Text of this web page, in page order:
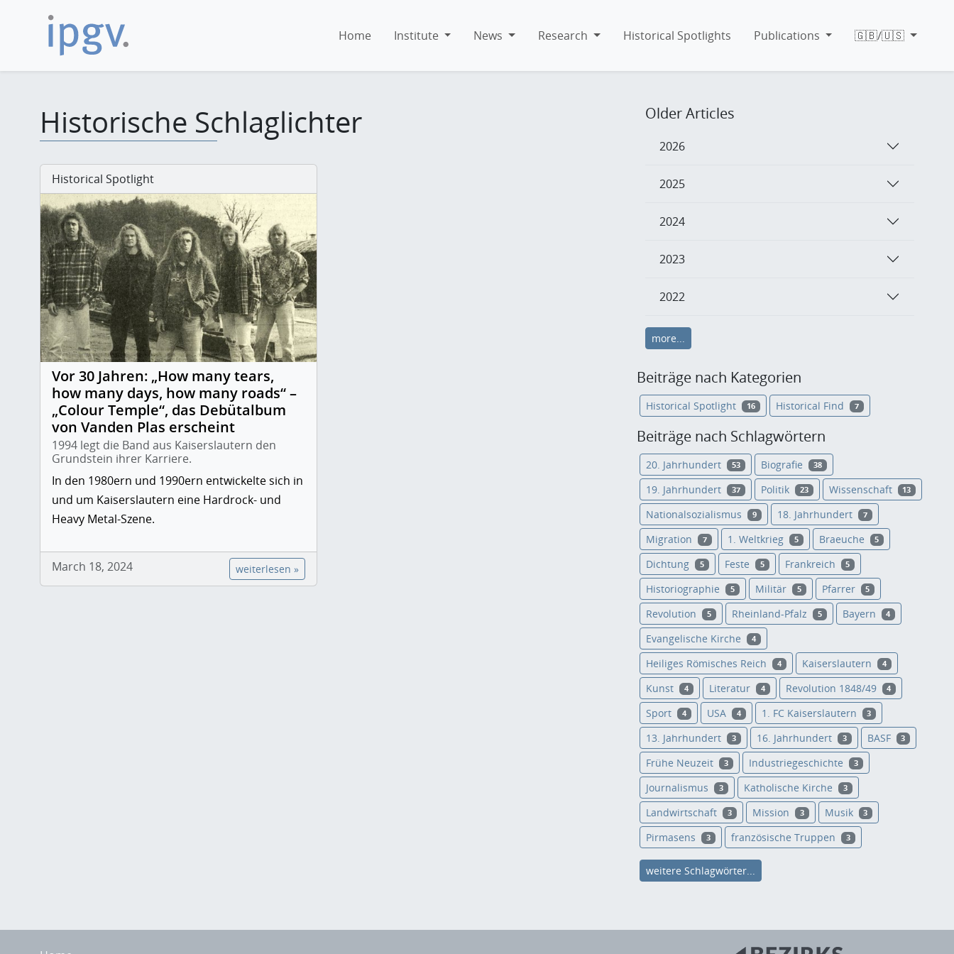
Home Institute News Research Historical Spotlights Publications 🇬🇧/🇺🇸
Historische Schlaglichter
Historical Spotlight
Vor 30 Jahren: „How many tears,
how many days, how many roads“ –
„Colour Temple“, das Debütalbum
von Vanden Plas erscheint
1994 legt die Band aus Kaiserslautern den
Grundstein ihrer Karriere.
In den 1980ern und 1990ern entwickelte sich in
und um Kaiserslautern eine Hardrock- und
Heavy Metal-Szene.
March 18, 2024 weiterlesen »
Older Articles
2026
2025
2024
2023
2022
more...
Beiträge nach Kategorien
Historical Spotlight 16 Historical Find 7
Beiträge nach Schlagwörtern
20. Jahrhundert 53 Biografie 38
19. Jahrhundert 37 Politik 23 Wissenschaft 13
Nationalsozialismus 9 18. Jahrhundert 7
Migration 7 1. Weltkrieg 5 Braeuche 5
Dichtung 5 Feste 5 Frankreich 5
Historiographie 5 Militär 5 Pfarrer 5
Revolution 5 Rheinland-Pfalz 5 Bayern 4
Evangelische Kirche 4
Heiliges Römisches Reich 4 Kaiserslautern 4
Kunst 4 Literatur 4 Revolution 1848/49 4
Sport 4 USA 4 1. FC Kaiserslautern 3
13. Jahrhundert 3 16. Jahrhundert 3 BASF 3
Frühe Neuzeit 3 Industriegeschichte 3
Journalismus 3 Katholische Kirche 3
Landwirtschaft 3 Mission 3 Musik 3
Pirmasens 3 französische Truppen 3
weitere Schlagwörter...